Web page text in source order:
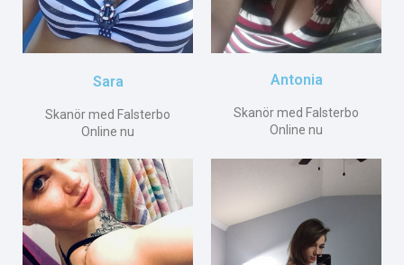
Sara
Skanör med Falsterbo
Online nu
Antonia
Skanör med Falsterbo
Online nu